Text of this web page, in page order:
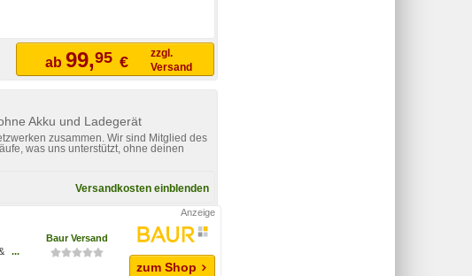
ab 99,95 €
zzgl.
Versand
Akku und Ladegerät
zusammen. Wir sind Mitglied des
was uns unterstützt, ohne deinen
Versandkosten einblenden
...
Baur Versand
zum Shop